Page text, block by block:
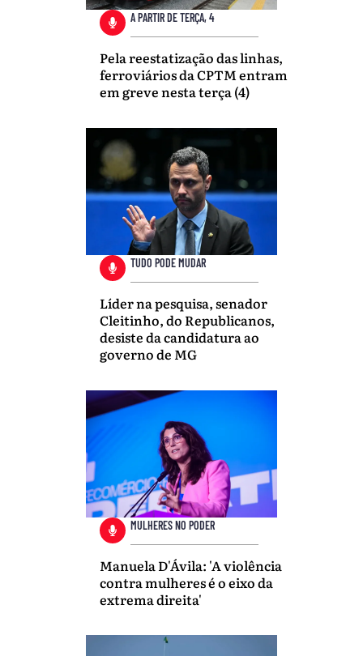
A PARTIR DE TERÇA, 4
Pela reestatização das linhas,
ferroviários da CPTM entram
em greve nesta terça (4)
TUDO PODE MUDAR
Líder na pesquisa, senador
Cleitinho, do Republicanos,
desiste da candidatura ao
governo de MG
MULHERES NO PODER
Manuela D'Ávila: 'A violência
contra mulheres é o eixo da
extrema direita'